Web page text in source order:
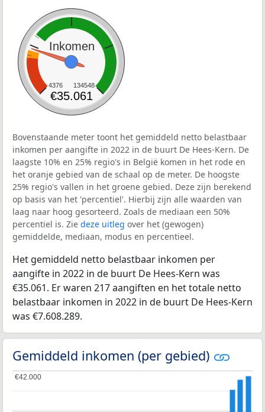
Inkomen
4376 134548
€35.061
Bovenstaande meter toont het gemiddeld netto belastbaar
inkomen per aangifte in 2022 in de buurt De Hees-Kern. De
laagste 10% en 25% regio's in België komen in het rode en
het oranje gebied van de schaal op de meter. De hoogste
25% regio's vallen in het groene gebied. Deze zijn berekend
op basis van het 'percentiel'. Hierbij zijn alle waarden van
laag naar hoog gesorteerd. Zoals de mediaan een 50%
percentiel is. Zie deze uitleg over het (gewogen)
gemiddelde, mediaan, modus en percentieel.
Het gemiddeld netto belastbaar inkomen per
aangifte in 2022 in de buurt De Hees-Kern was
€35.061. Er waren 217 aangiften en het totale netto
belastbaar inkomen in 2022 in de buurt De Hees-Kern
was €7.608.289.
Gemiddeld inkomen (per gebied)
€42.000
€42.000